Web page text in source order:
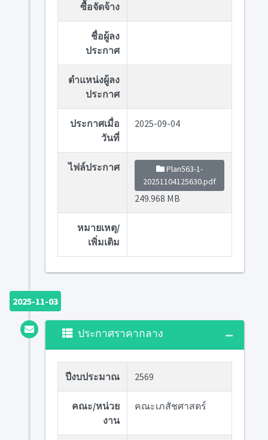
ซื้อจัดจ้าง
ชื่อผู้ลง
ประกาศ
ตำแหน่งผู้ลง
ประกาศ
ประกาศเมื่อ
วันที่
2025-09-04
ไฟล์ประกาศ
Plan563-1-
20251104125630.pdf
249.968 MB
หมายเหตุ/
เพิ่มเติม
2025-11-03
ประกาศราคากลาง
ปีงบประมาณ 2569
คณะ/หน่วย
งาน
คณะเภสัชศาสตร์